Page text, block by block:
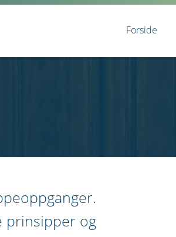
Forside
prinsipper og